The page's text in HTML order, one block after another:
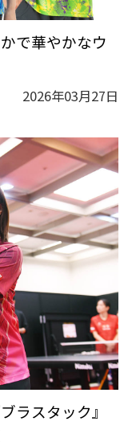
で華やかなウ
2026年03月27日
ラスタック』